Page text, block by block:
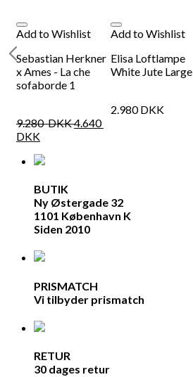
Add to Wishlist
Sebastian Herkner
x Ames - La che
sofaborde 1
9.280DKK4.640
DKK
Add to Wishlist
Elisa Loftlampe
White Jute Large
2.980DKK
BUTIK
Ny Østergade 32
1101 København K
Siden 2010
PRISMATCH
Vi tilbyder prismatch
RETUR
30 dages retur